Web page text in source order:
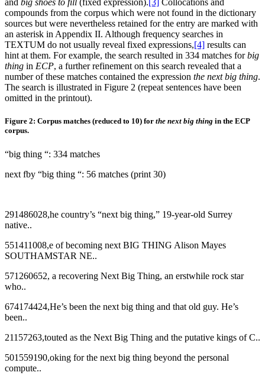
and big shoes to fill (fixed expression).[3] Collocations and
compounds from the corpus which were not found in the dictionary
sources but were nevertheless retained for the entry are marked with
an asterisk in Appendix II. Although frequency searches in
TEXTUM do not usually reveal fixed expressions,[4] results can
hint at them. For example, the search resulted in 334 matches forbig
thing in ECP, a further refinement on this search revealed that a
number of these matches contained the expression the next big thing.
The search is illustrated in Figure 2 (repeat sentences have been
omitted in the printout).
Figure 2: Corpus matches (reduced to 10) for the next big thing in the ECP
corpus.
“big thing “: 334 matches
next fby “big thing “: 56 matches (print 30)
291486028,he country’s “next big thing,” 19‑year‑old Surrey
native..
551411008,e of becoming next BIG THING Alison Mayes
SOUTHAMSTAR NE..
571260652, a recovering Next Big Thing, an erstwhile rock star
who..
674174424,He’s been the next big thing and that old guy. He’s
been..
21157263,touted as the Next Big Thing and the putative kings of C..
501559190,oking for the next big thing beyond the personal
compute..